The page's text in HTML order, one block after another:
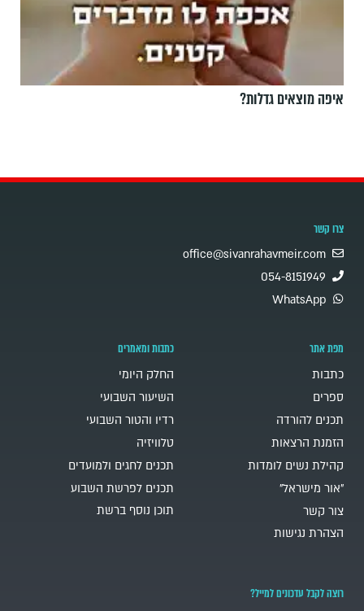
איפה מוצאים גדלות?
צרו קשר
office@sivanrahavmeir.com
054-8151949
WhatsApp
מפת אתר
כתבות
ספרים
תכנים להורדה
הזמנת הרצאות
קהילת נשים לומדות
"אור מישראל"
צור קשר
הצהרת נגישות
כתבות ומאמרים
החלק היומי
השיעור השבועי
רדיו והטור השבועי
טלוויזיה
תכנים לחגים ולמועדים
תכנים לפרשת השבוע
תוכן נוסף ברשת
רוצה לקבל עדכונים למייל?